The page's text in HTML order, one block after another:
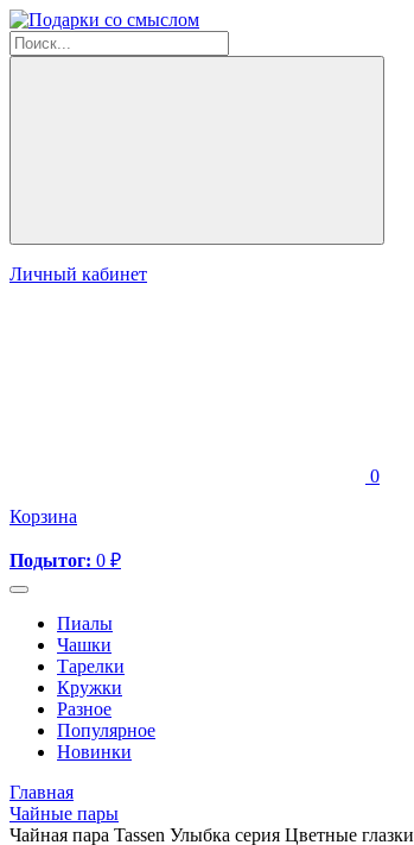
Личный кабинет
0
Корзина
Подытог: 0 ₽
Пиалы
Чашки
Тарелки
Кружки
Разное
Популярное
Новинки
Главная
Чайные пары
Чайная пара Tassen Улыбка серия Цветные глазки